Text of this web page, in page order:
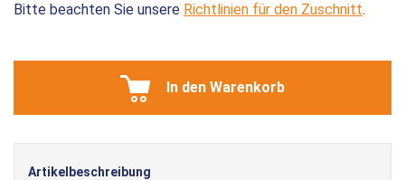
Bitte beachten Sie unsere Richtlinien für den Zuschnitt.
In den Warenkorb
Artikelbeschreibung